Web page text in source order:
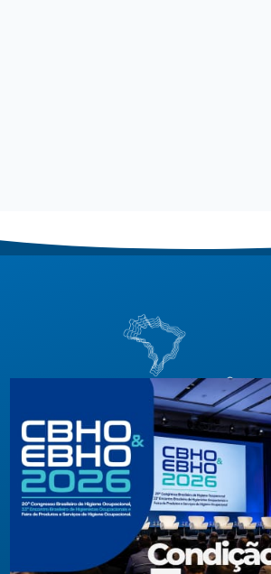
Criada em agosto de 1994,
com interesses relacionados à
tendo sido constituída para fins de
higiene ocupacional e